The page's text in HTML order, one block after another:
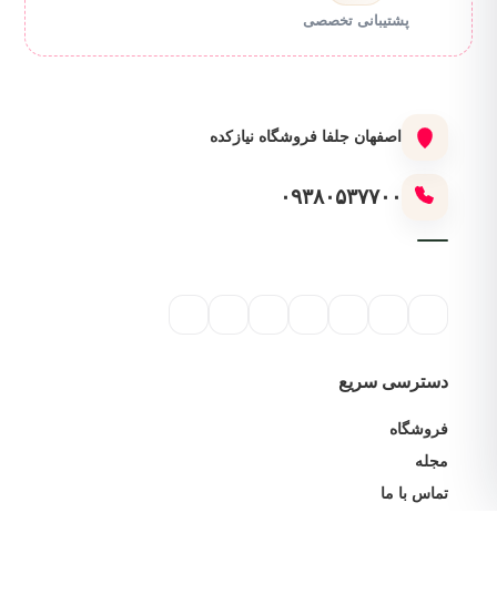
پشتیبانی تخصصی
اصفهان جلفا فروشگاه نیازکده
۰۹۳۸۰۵۳۷۷۰۰
دسترسی سریع
فروشگاه
مجله
تماس با ما